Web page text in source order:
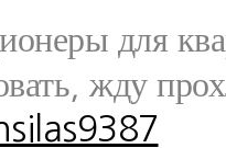
для
жду